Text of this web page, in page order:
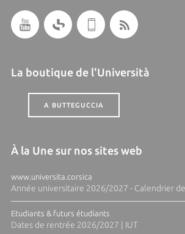
La boutique de l'Università
A BUTTEGUCCIA
À la Une sur nos sites web
www.universita.corsica
Année universitaire 2026/2027 - Calendrier
Etudiants & futurs étudiants
Dates de rentrée 2026/2027 | IUT